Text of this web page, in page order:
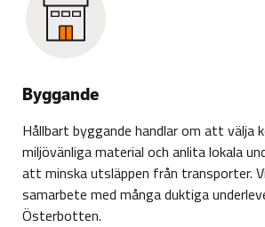
Byggande
Hållbart byggande handlar om att välja
miljövänliga material och anlita lokala
att minska utsläppen från transporter.
samarbete med många duktiga
Österbotten.